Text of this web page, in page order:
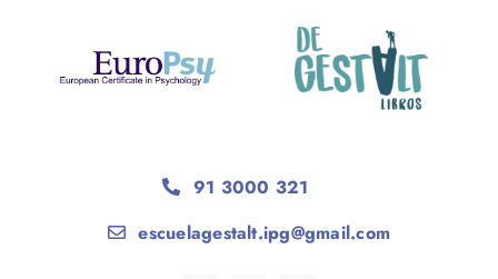
91 3000 321
escuelagestalt.ipg@gmail.com